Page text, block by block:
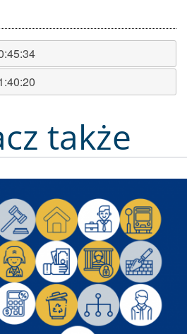
także